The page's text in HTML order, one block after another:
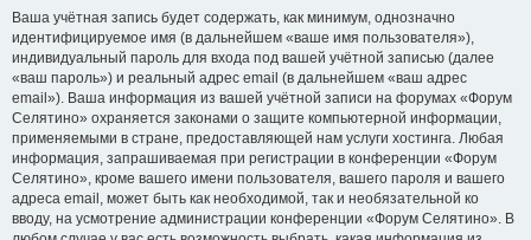
Ваша учётная запись будет содержать, как минимум, однозначно
идентифицируемое имя (в дальнейшем «ваше имя пользователя»),
индивидуальный пароль для входа под вашей учётной записью (далее
«ваш пароль») и реальный адрес email (в дальнейшем «ваш адрес
email»). Ваша информация из вашей учётной записи на форумах «Форум
Селятино» охраняется законами о защите компьютерной информации,
применяемыми в стране, предоставляющей нам услуги хостинга. Любая
информация, запрашиваемая при регистрации в конференции «Форум
Селятино», кроме вашего имени пользователя, вашего пароля и вашего
адреса email, может быть как необходимой, так и необязательной ко
вводу, на усмотрение администрации конференции «Форум Селятино». В